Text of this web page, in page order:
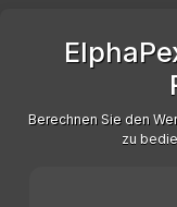
Berechnen Sie den
zu